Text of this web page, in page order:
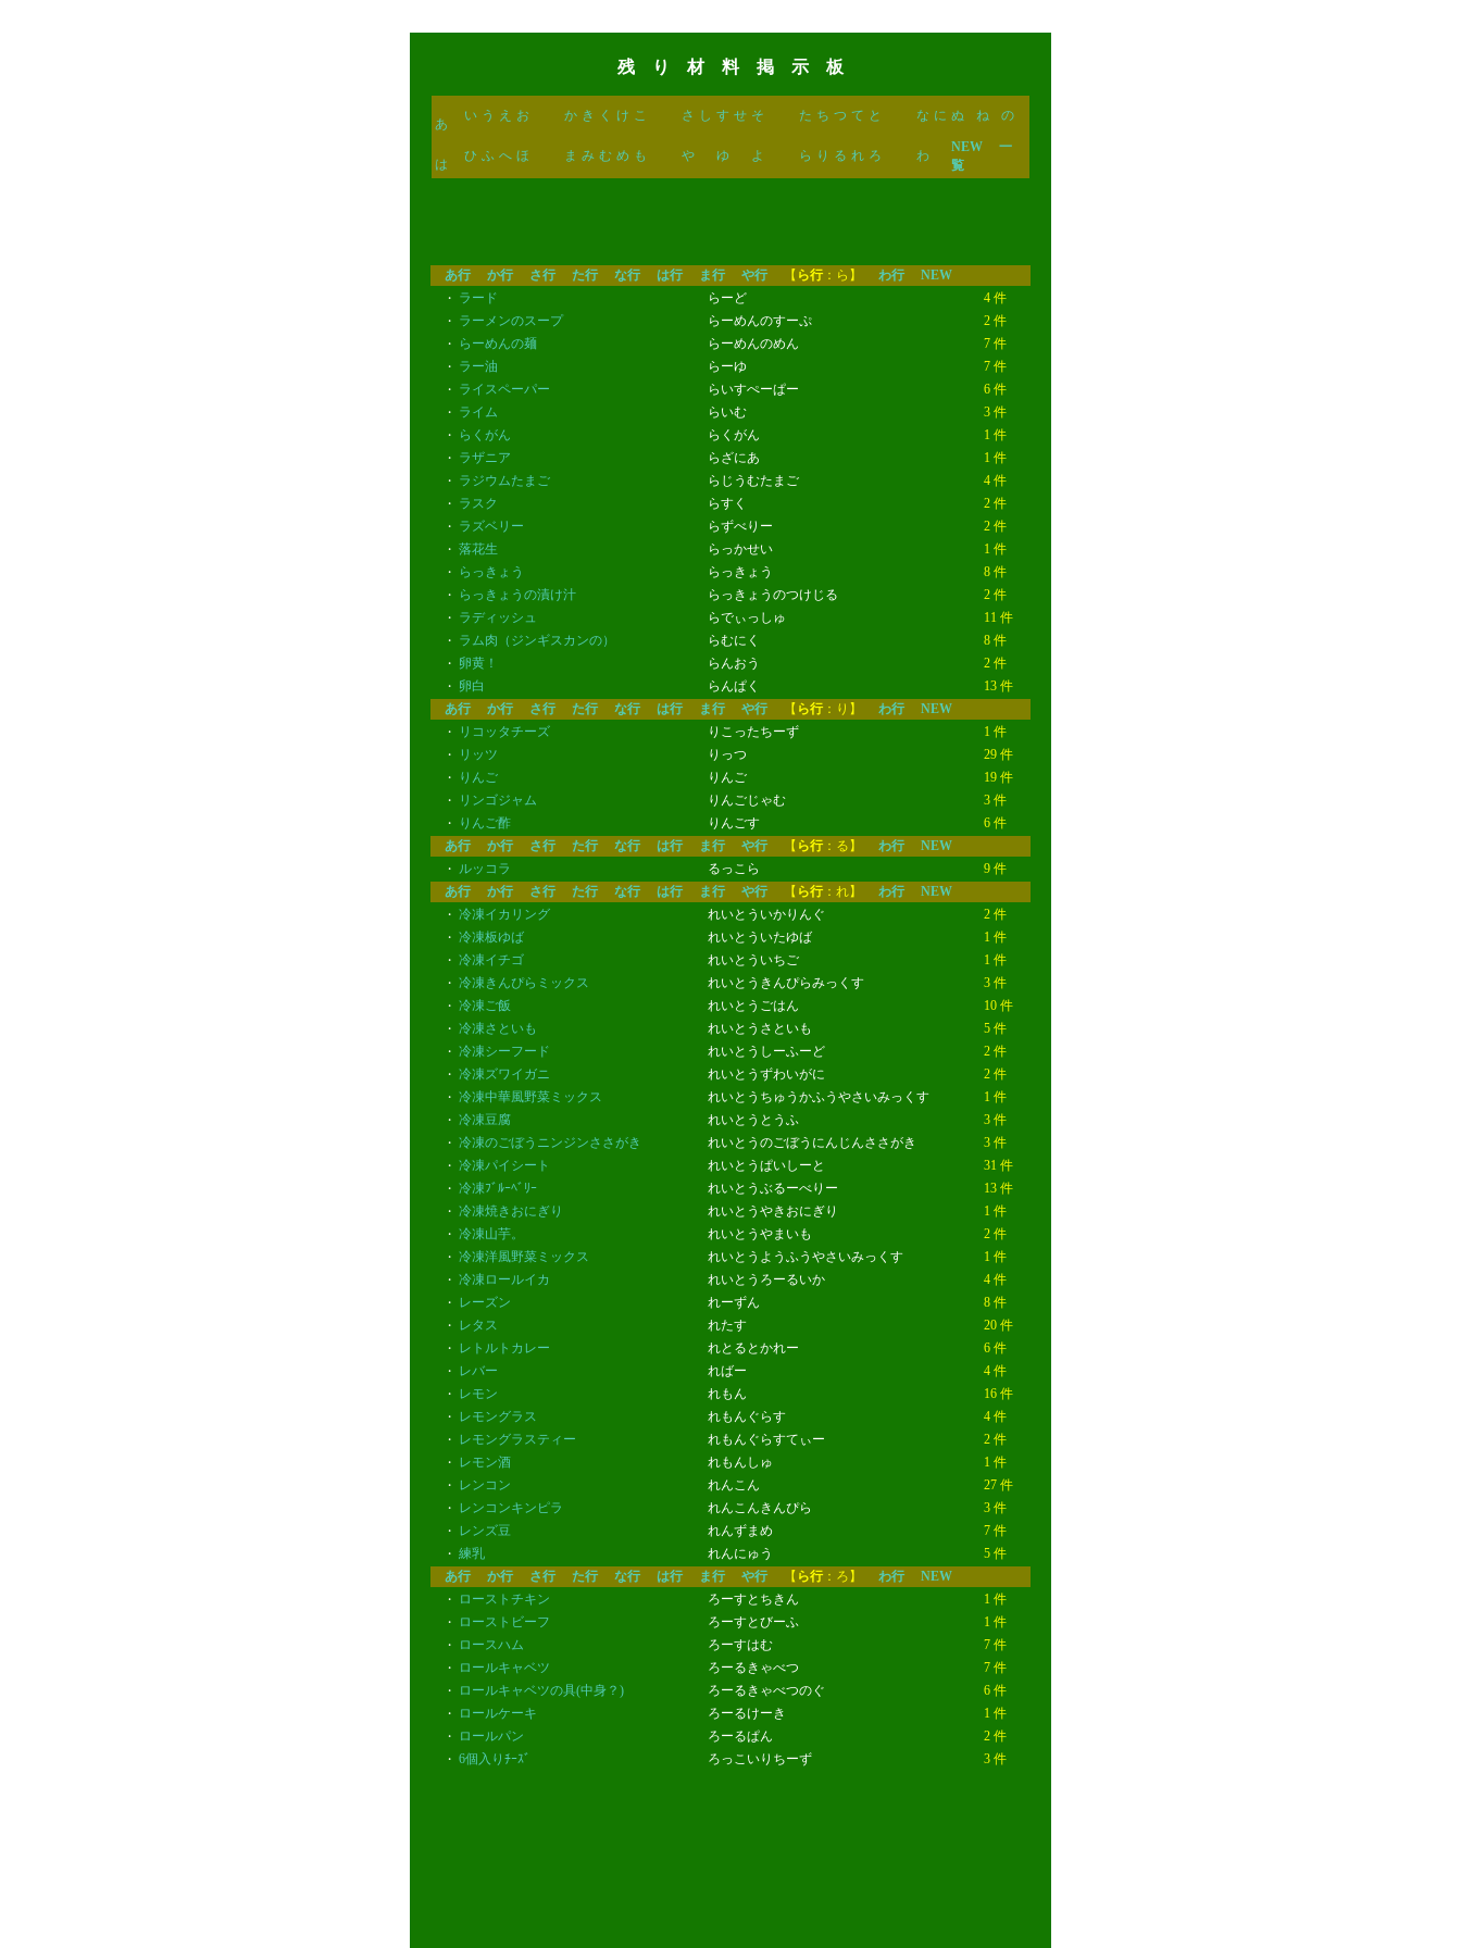
残 り 材 料 掲 示 板
あ
い う え お か き く け こ さ し す せ そ た ち つ て と な に ぬ ね の
は
ひ ふ へ ほ ま み む め も や ゆ よ ら り る れ ろ わ
NEW
一
覧
あ行 か行 さ行 た行 な行 は行 ま行 や行 【 ら行 ：ら】 わ行 NEW
・ ラード らーど 4 件
・ ラーメンのスープ らーめんのすーぷ 2 件
・ らーめんの麺 らーめんのめん 7 件
・ ラー油 らーゆ 7 件
・ ライスペーパー らいすぺーぱー 6 件
・ ライム らいむ 3 件
・ らくがん らくがん 1 件
・ ラザニア らざにあ 1 件
・ ラジウムたまご らじうむたまご 4 件
・ ラスク らすく 2 件
・ ラズベリー らずべりー 2 件
・ 落花生 らっかせい 1 件
・ らっきょう らっきょう 8 件
・ らっきょうの漬け汁 らっきょうのつけじる 2 件
・ ラディッシュ らでぃっしゅ 11 件
・ ラム肉（ジンギスカンの） らむにく 8 件
・ 卵黄！ らんおう 2 件
・ 卵白 らんぱく
13 件
あ行
か行 さ行 た行 な行 は行 ま行 や行 【 ら行 ：り】 わ行 NEW
・ リコッタチーズ りこったちーず 1 件
・ リッツ りっつ 29 件
・ りんご りんご 19 件
・ リンゴジャム りんごじゃむ 3 件
・ りんご酢 りんごす
6 件
あ行
か行 さ行 た行 な行 は行 ま行 や行 【 ら行 ：る】 わ行 NEW
・ ルッコラ るっこら
9 件
あ行
か行 さ行 た行 な行 は行 ま行 や行 【 ら行 ：れ】 わ行 NEW
・ 冷凍イカリング れいとういかりんぐ 2 件
・ 冷凍板ゆば れいとういたゆば 1 件
・ 冷凍イチゴ れいとういちご 1 件
・ 冷凍きんぴらミックス れいとうきんぴらみっくす 3 件
・ 冷凍ご飯 れいとうごはん 10 件
・ 冷凍さといも れいとうさといも 5 件
・ 冷凍シーフード れいとうしーふーど 2 件
・ 冷凍ズワイガニ れいとうずわいがに 2 件
・ 冷凍中華風野菜ミックス れいとうちゅうかふうやさいみっくす 1 件
・ 冷凍豆腐 れいとうとうふ 3 件
・ 冷凍のごぼうニンジンささがき れいとうのごぼうにんじんささがき 3 件
・ 冷凍パイシート れいとうぱいしーと 31 件
・ 冷凍ﾌﾞﾙｰﾍﾞﾘｰ れいとうぶるーべりー 13 件
・ 冷凍焼きおにぎり れいとうやきおにぎり 1 件
・ 冷凍山芋。 れいとうやまいも 2 件
・ 冷凍洋風野菜ミックス れいとうようふうやさいみっくす 1 件
・ 冷凍ロールイカ れいとうろーるいか 4 件
・ レーズン れーずん 8 件
・ レタス れたす 20 件
・ レトルトカレー れとるとかれー 6 件
・ レバー ればー 4 件
・ レモン れもん 16 件
・ レモングラス れもんぐらす 4 件
・ レモングラスティー れもんぐらすてぃー 2 件
・ レモン酒 れもんしゅ 1 件
・ レンコン れんこん 27 件
・ レンコンキンピラ れんこんきんぴら 3 件
・ レンズ豆 れんずまめ 7 件
・ 練乳 れんにゅう
5 件
あ行
か行 さ行 た行 な行 は行 ま行 や行 【 ら行 ：ろ】 わ行 NEW
・ ローストチキン ろーすとちきん 1 件
・ ローストビーフ ろーすとびーふ 1 件
・ ロースハム ろーすはむ 7 件
・ ロールキャベツ ろーるきゃべつ 7 件
・ ロールキャベツの具(中身？) ろーるきゃべつのぐ 6 件
・ ロールケーキ ろーるけーき 1 件
・ ロールパン ろーるぱん 2 件
・ 6個入りﾁｰｽﾞ ろっこいりちーず 3 件